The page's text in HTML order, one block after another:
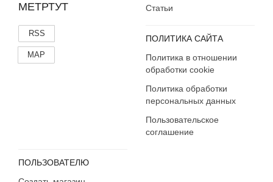
МЕТРТУТ
RSS
MAP
Статьи
ПОЛИТИКА САЙТА
Политика в отношении
обработки cookie
Политика обработки
персональных данных
Пользовательское
соглашение
ПОЛЬЗОВАТЕЛЮ